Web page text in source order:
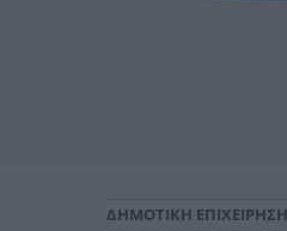
ΔΗΜΟΤΙΚΗ ΕΠΙΧΕΙΡΗΣΗ